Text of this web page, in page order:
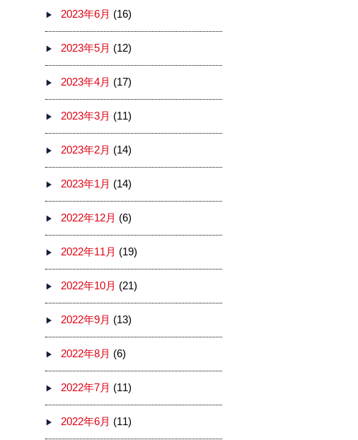
2023年6月 (16)
2023年5月 (12)
2023年4月 (17)
2023年3月 (11)
2023年2月 (14)
2023年1月 (14)
2022年12月 (6)
2022年11月 (19)
2022年10月 (21)
2022年9月 (13)
2022年8月 (6)
2022年7月 (11)
2022年6月 (11)